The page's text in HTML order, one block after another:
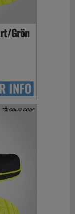
Grön